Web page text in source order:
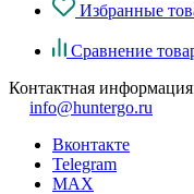
Избранные
Сравнение
Контактная информация
info@huntergo.ru
Вконтакте
Telegram
MAX